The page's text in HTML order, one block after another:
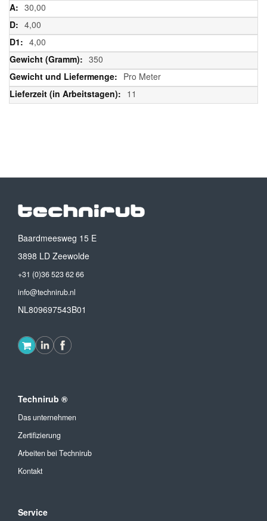
30,00
4,00
4,00
350
Pro Meter
11
Baardmeesweg 15 E
3898 LD Zeewolde
+31 (0)36 523 62 66
info@technirub.nl
NL809697543B01
Technirub ®
Das unternehmen
Zertifizierung
Arbeiten bei Technirub
Kontakt
Service